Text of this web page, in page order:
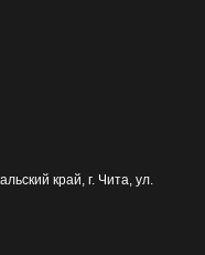
край, г. Чита, ул.